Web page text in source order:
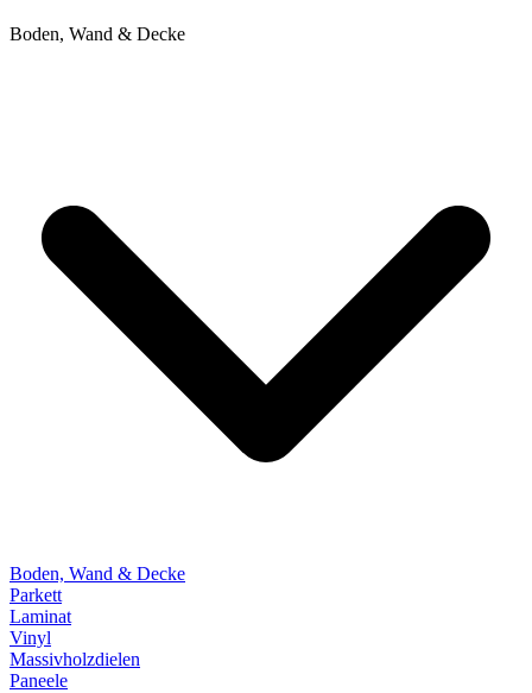
Boden, Wand & Decke
Boden, Wand & Decke
Parkett
Laminat
Vinyl
Massivholzdielen
Paneele